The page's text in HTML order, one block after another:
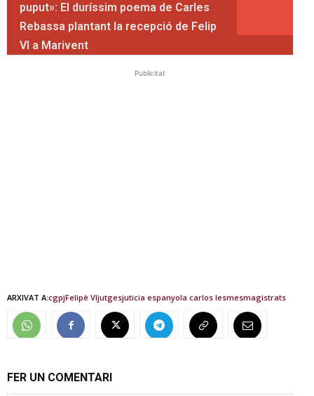
puput»: El duríssim poema de Carles
Rebassa plantant la recepció de Felip
VI a Marivent
Publicitat
ARXIVAT A:cgpjFelipè VIjutgesjuticia espanyola carlos lesmesmagistrats
FER UN COMENTARI